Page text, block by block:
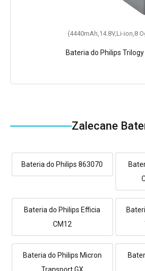
(4440mAh,14.8V,Li-ion,8
Bateria do Philips
Zalecane
Bateria do Philips 863070
Bateria do Philips Efficia
CM12
Bateria do Philips Micron